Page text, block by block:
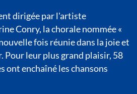
dirigée par l'artiste
Conry, la chorale nommée «
fois réunie dans la joie et
Pour leur plus grand plaisir, 58
ont enchaîné les chansons